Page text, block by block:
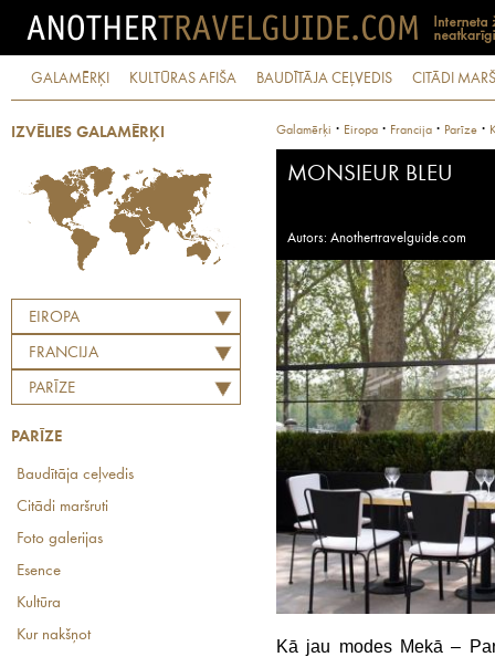
GALAMĒRĶI KULTŪRAS AFIŠA BAUDĪTĀJA CEĻVEDIS CITĀDI
IZVĒLIES GALAMĒRĶI
EIROPA
FRANCIJA
PARĪZE
PARĪZE
Baudītāja ceļvedis
Citādi maršruti
Foto galerijas
Esence
Kultūra
Kur nakšņot
Galamērķi · Eiropa · Francija · Parīze ·
MONSIEUR BLEU
Autors: Anothertravelguide.com
Kā jau modes Mekā –